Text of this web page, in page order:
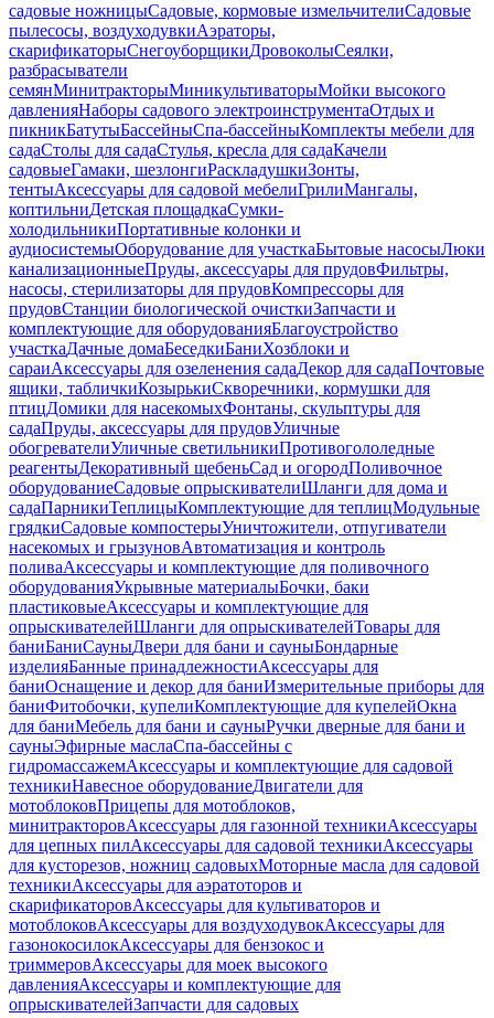
садовые ножницыСадовые, кормовые измельчителиСадовые
пылесосы, воздуходувкиАэраторы,
скарификаторыСнегоуборщикиДровоколыСеялки,
разбрасыватели
семянМинитракторыМиникультиваторыМойки высокого
давленияНаборы садового электроинструментаОтдых и
пикникБатутыБассейныСпа-бассейныКомплекты мебели для
садаСтолы для садаСтулья, кресла для садаКачели
садовыеГамаки, шезлонгиРаскладушкиЗонты,
тентыАксессуары для садовой мебелиГрилиМангалы,
коптильниДетская площадкаСумки-
холодильникиПортативные колонки и
аудиосистемыОборудование для участкаБытовые насосыЛюки
канализационныеПруды, аксессуары для прудовФильтры,
насосы, стерилизаторы для прудовКомпрессоры для
прудовСтанции биологической очисткиЗапчасти и
комплектующие для оборудованияБлагоустройство
участкаДачные домаБеседкиБаниХозблоки и
сараиАксессуары для озеленения садаДекор для садаПочтовые
ящики, табличкиКозырькиСкворечники, кормушки для
птицДомики для насекомыхФонтаны, скульптуры для
садаПруды, аксессуары для прудовУличные
обогревателиУличные светильникиПротивогололедные
реагентыДекоративный щебеньСад и огородПоливочное
оборудованиеСадовые опрыскивателиШланги для дома и
садаПарникиТеплицыКомплектующие для теплицМодульные
грядкиСадовые компостерыУничтожители, отпугиватели
насекомых и грызуновАвтоматизация и контроль
поливаАксессуары и комплектующие для поливочного
оборудованияУкрывные материалыБочки, баки
пластиковыеАксессуары и комплектующие для
опрыскивателейШланги для опрыскивателейТовары для
баниБаниСауныДвери для бани и сауныБондарные
изделияБанные принадлежностиАксессуары для
баниОснащение и декор для баниИзмерительные приборы для
баниФитобочки, купелиКомплектующие для купелейОкна
для баниМебель для бани и сауныРучки дверные для бани и
сауныЭфирные маслаСпа-бассейны с
гидромассажемАксессуары и комплектующие для садовой
техникиНавесное оборудованиеДвигатели для
мотоблоковПрицепы для мотоблоков,
минитракторовАксессуары для газонной техникиАксессуары
для цепных пилАксессуары для садовой техникиАксессуары
для кусторезов, ножниц садовыхМоторные масла для садовой
техникиАксессуары для аэратоторов и
скарификаторовАксессуары для культиваторов и
мотоблоковАксессуары для воздуходувокАксессуары для
газонокосилокАксессуары для бензокос и
триммеровАксессуары для моек высокого
давленияАксессуары и комплектующие для
опрыскивателейЗапчасти для садовых